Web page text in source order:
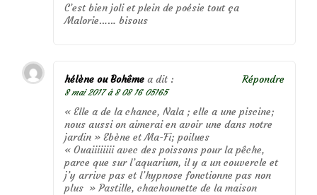
C’est bien joli et plein de poésie tout ça
Malorie…… bisous
hélène ou Bohême a dit :
8 mai 2017 à 8 08 16 05165
« Elle a de la chance, Nala ; elle a une piscine;
nous aussi on aimerai en avoir une dans notre
jardin » Ebène et Ma-Fi; poilues
« Ouaiiiiiiii avec des poissons pour la pêche,
parce que sur l’aquarium, il y a un couvercle et
j’y arrive pas et l’hypnose fonctionne pas non
plus » Pastille, chachounette de la maison
Répondre